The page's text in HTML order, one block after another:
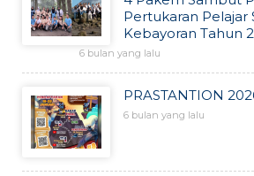
Pertukaran Pelajar
Kebayoran Tahun
6 bulan yang lalu
PRASTANTION
6 bulan yang lalu